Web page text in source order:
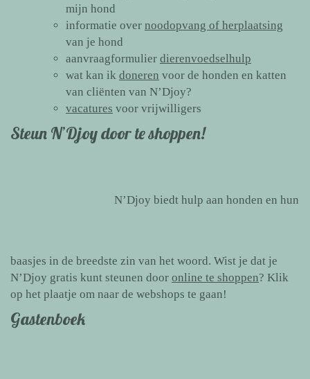
mijn hond
informatie over noodopvang of herplaatsing
van je hond
aanvraagformulier dierenvoedselhulp
wat kan ik doneren voor de honden en katten
van cliënten van N’Djoy?
vacatures voor vrijwilligers
Steun N’Djoy door te shoppen!
N’Djoy biedt hulp aan honden en hun
baasjes in de breedste zin van het woord. Wist je dat je
N’Djoy gratis kunt steunen door online te shoppen? Klik
op het plaatje om naar de webshops te gaan!
Gastenboek